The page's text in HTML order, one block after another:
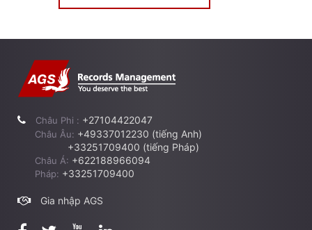
Châu Phi : +27104422047
Châu Âu: +49337012230 (tiếng Anh)
+33251709400 (tiếng Pháp)
Châu Á: +622188966094
Pháp: +33251709400
Gia nhập AGS